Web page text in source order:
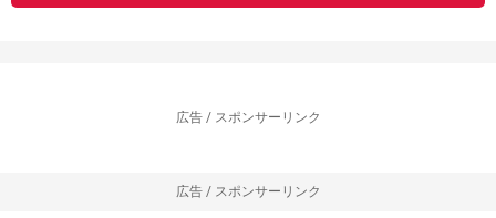
広告 / スポンサーリンク
広告 / スポンサーリンク